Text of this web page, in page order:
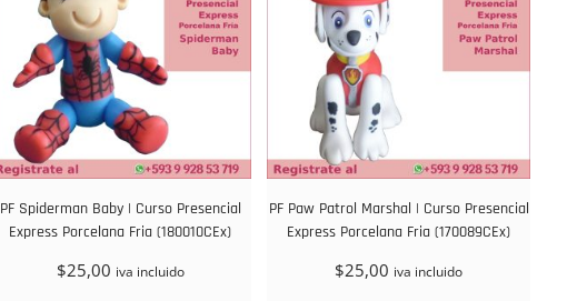
PF Spiderman Baby | Curso Presencial
Express Porcelana Fria (180010CEx)
$25,00 iva incluido
PF Paw Patrol Marshal | Curso Presencial
Express Porcelana Fria (170089CEx)
$25,00 iva incluido